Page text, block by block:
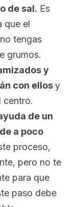
de sal. Es
que el
tengas
grumos.
y
con ellosy
centro.
de un
a poco
proceso,
pero no te
para que
paso debe